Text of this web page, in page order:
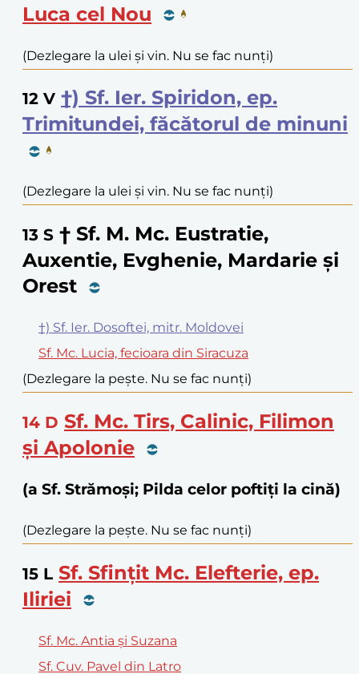
Luca cel Nou
(Dezlegare la ulei și vin. Nu se fac nunți)
12 V †) Sf. Ier. Spiridon, ep.
Trimitundei, făcătorul de minuni
(Dezlegare la ulei și vin. Nu se fac nunți)
13 S † Sf. M. Mc. Eustratie,
Auxentie, Evghenie, Mardarie și
Orest
†) Sf. Ier. Dosoftei, mitr. Moldovei
Sf. Mc. Lucia, fecioara din Siracuza
(Dezlegare la pește. Nu se fac nunți)
14 D Sf. Mc. Tirs, Calinic, Filimon
și Apolonie
(a Sf. Strămoși; Pilda celor poftiți la cină)
(Dezlegare la pește. Nu se fac nunți)
15 L Sf. Sfințit Mc. Elefterie, ep.
Iliriei
Sf. Mc. Antia și Suzana
Sf. Cuv. Pavel din Latro